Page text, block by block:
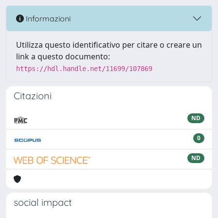
Informazioni
Utilizza questo identificativo per citare o creare un
link a questo documento:
https://hdl.handle.net/11699/107869
Citazioni
ND
0
ND
social impact